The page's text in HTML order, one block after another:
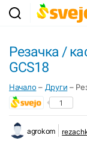
Резачка /
GCS18
Начало – Други –
1
agrokom